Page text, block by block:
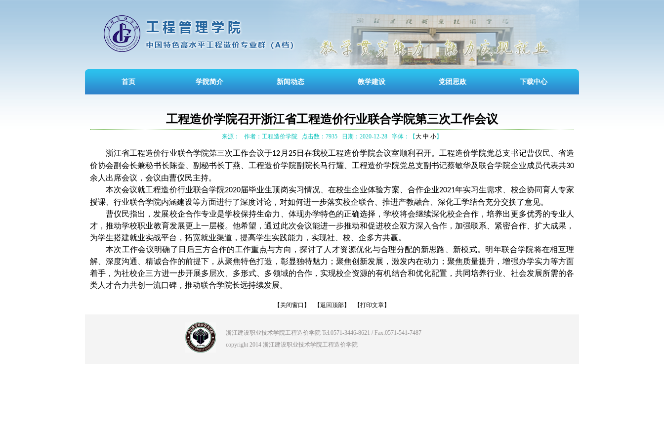
首页 学院简介 新闻动态 教学建设 党团思政 下载中心
工程造价学院召开浙江省工程造价行业联合学院第三次工作会议
来源： 作者：工程造价学院 点击数：7935 日期：2020-12-28 字体：【大 中 小】
浙江省工程造价行业联合学院第三次工作会议于12 月 25日在我校工程造价学院会议室顺利召开。工程造价学院党总支书记曹仪民、省造
价协会副会长兼秘书长陈奎、副秘书长丁燕、工程造价学院副院长马行耀、工程造价学院党总支副书记蔡敏华及联合学院企业成员代表共30
余人出席会议，会议由曹仪民主持。
本次会议就工程造价行业联合学院2020届毕业生顶岗实习情况、在校生企业体验方案、合作企业2021年实习生需求、校企协同育人专家
授课、行业联合学院内涵建设等方面进行了深度讨论，对如何进一步落实校企联合、推进产教融合、深化工学结合充分交换了意见。
曹仪民指出，发展校企合作专业是学校保持生命力、体现办学特色的正确选择，学校将会继续深化校企合作，培养出更多优秀的专业人
才，推动学校职业教育发展更上一层楼。他希望，通过此次会议能进一步推动和促进校企双方深入合作，加强联系、紧密合作、扩大成果，
为学生搭建就业实战平台，拓宽就业渠道，提高学生实践能力，实现社、校、企多方共赢。
本次工作会议明确了日后三方合作的工作重点与方向，探讨了人才资源优化与合理分配的新思路、新模式。明年联合学院将在相互理
解、深度沟通、精诚合作的前提下，从聚焦特色打造，彰显独特魅力；聚焦创新发展，激发内在动力；聚焦质量提升，增强办学实力等方面
着手，为社校企三方进一步开展多层次、多形式、多领域的合作，实现校企资源的有机结合和优化配置，共同培养行业、社会发展所需的各
类人才合力共创一流口碑，推动联合学院长远持续发展。
【关闭窗口】 【返回顶部】 【打印文章】
浙江建设职业技术学院工程造价学院 Tel:0571-3446-8621 / Fax:0571-541-7487
copyright 2014 浙江建设职业技术学院工程造价学院